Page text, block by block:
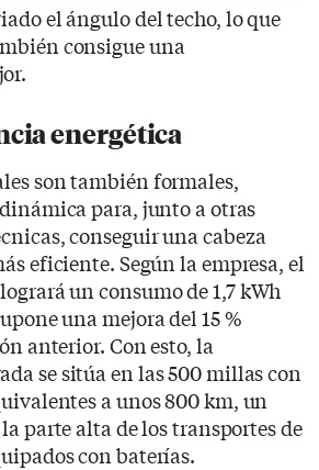
el ángulo del techo, lo que
consigue una
energética
son también formales,
para, junto a otras
conseguir una cabeza
eficiente. Según la empresa, el
un consumo de 1,7 kWh
una mejora del 15 %
anterior. Con esto, la
se sitúa en las 500 millas con
a unos 800 km, un
parte alta de los transportes de
con baterías.